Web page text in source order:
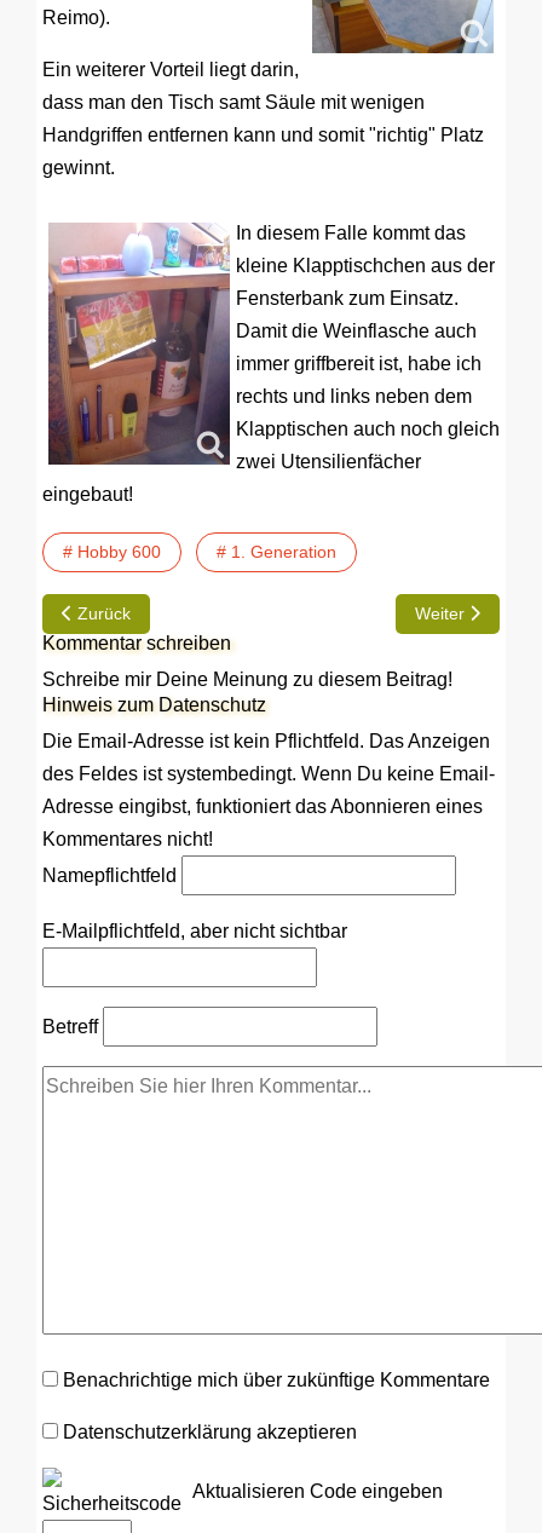
Reimo).
Ein weiterer Vorteil liegt darin,
dass man den Tisch samt Säule mit wenigen
Handgriffen entfernen kann und somit "richtig" Platz
gewinnt.
In diesem Falle kommt das
kleine Klapptischchen aus der
Fensterbank zum Einsatz.
Damit die Weinflasche auch
immer griffbereit ist, habe ich
rechts und links neben dem
Klapptischen auch noch gleich
zwei Utensilienfächer
eingebaut!
# Hobby 600 # 1. Generation
Vorheriger Beitrag: TIP | Umbau der hinteren
Zurück Nächster
Weiter
Kommentar schreiben
Schreibe mir Deine Meinung zu diesem Beitrag!
Hinweis zum Datenschutz
Die Email-Adresse ist kein Pflichtfeld. Das Anzeigen
des Feldes ist systembedingt. Wenn Du keine Email-
Adresse eingibst, funktioniert das Abonnieren eines
Kommentares nicht!
Namepflichtfeld
E-Mail pflichtfeld, aber nicht sichtbar
Betreff
Benachrichtige mich über zukünftige Kommentare
Datenschutzerklärung akzeptieren
Aktualisieren Code eingeben